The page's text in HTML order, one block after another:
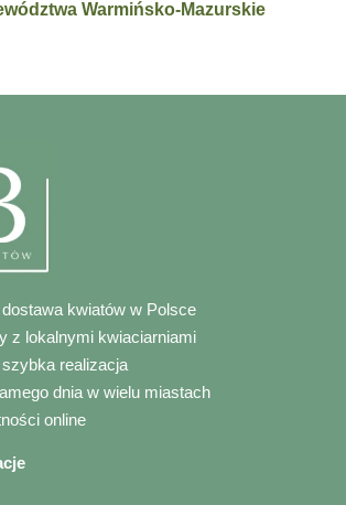
Warmińsko-Mazurskie
kwiatów w Polsce
z lokalnymi kwiaciarniami
realizacja
dnia w wielu miastach
online